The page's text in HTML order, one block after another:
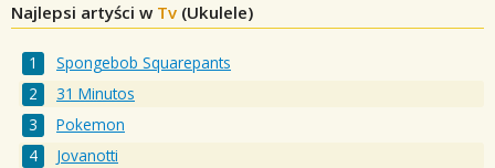
Najlepsi artyści w Tv (Ukulele)
Spongebob Squarepants
31 Minutos
Pokemon
Jovanotti